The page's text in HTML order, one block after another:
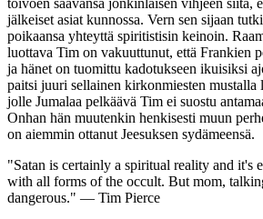
jälkeiset asiat kunnossa. Vern sen sijaan
poikaansa yhteyttä spiritistisin keinoin.
luottava Tim on vakuuttunut, että Frankien
ja hänet on tuomittu kadotukseen ikuisiksi
paitsi juuri sellainen kirkonmiesten mustalla
jolle Jumalaa pelkäävä Tim ei suostu
Onhan hän muutenkin henkisesti muun
on aiemmin ottanut Jeesuksen sydämeensä.
"Satan is certainly a spiritual reality and it's
with all forms of the occult. But mom,
dangerous." — Tim Pierce